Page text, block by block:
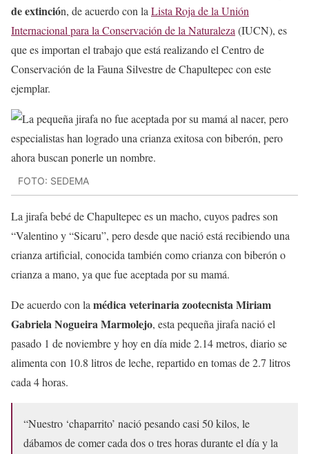
de extinción, de acuerdo con la Lista Roja de la Unión
Internacional para la Conservación de la Naturaleza (IUCN), es
que es importan el trabajo que está realizando el Centro de
Conservación de la Fauna Silvestre de Chapultepec con este
ejemplar.
FOTO: SEDEMA
La jirafa bebé de Chapultepec es un macho, cuyos padres son
“Valentino y “Sicaru”, pero desde que nació está recibiendo una
crianza artificial, conocida también como crianza con biberón o
crianza a mano, ya que fue aceptada por su mamá.
De acuerdo con lamédica veterinaria zootecnista Miriam
Gabriela Nogueira Marmolejo, esta pequeña jirafa nació el
pasado 1 de noviembre y hoy en día mide 2.14 metros, diario se
alimenta con 10.8 litros de leche, repartido en tomas de 2.7 litros
cada 4 horas.
“Nuestro ‘chaparrito’ nació pesando casi 50 kilos, le
dábamos de comer cada dos o tres horas durante el día y la